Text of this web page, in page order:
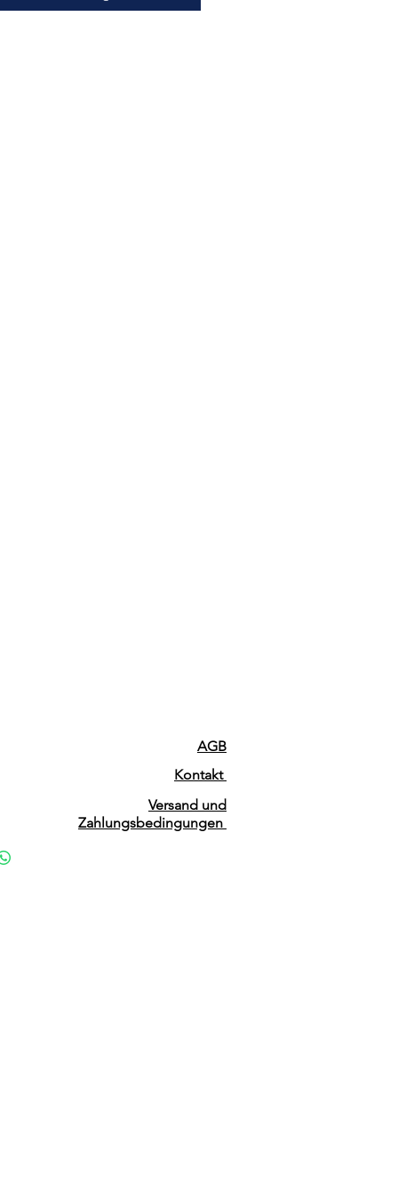
AGB
Kontakt
Versand und
Zahlungsbedingungen